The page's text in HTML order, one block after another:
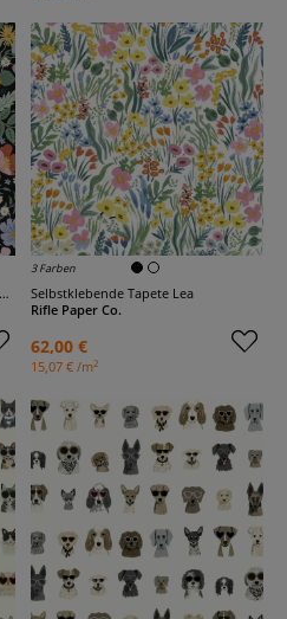
3 Farben
Selbstklebende Tapete Lea
Rifle Paper Co.
62,00 €
15,07 € /m2